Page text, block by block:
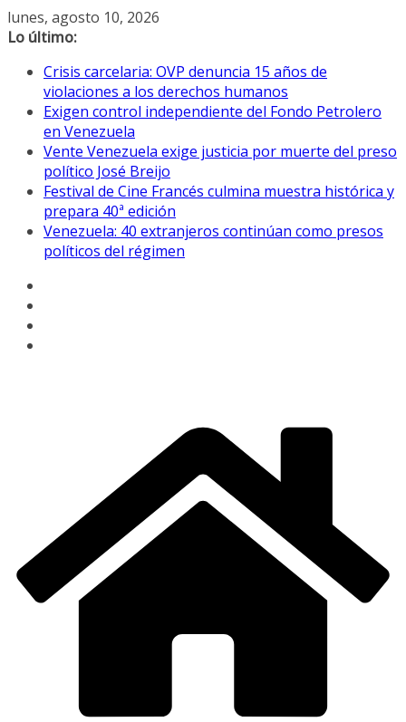
Saltar
al
lunes, agosto 10, 2026
Lo último:
Crisis carcelaria: OVP denuncia 15 años de
violaciones a los derechos humanos
Exigen control independiente del Fondo Petrolero
en Venezuela
Vente Venezuela exige justicia por muerte del preso
político José Breijo
Festival de Cine Francés culmina muestra histórica y
prepara 40ª edición
Venezuela: 40 extranjeros continúan como presos
políticos del régimen